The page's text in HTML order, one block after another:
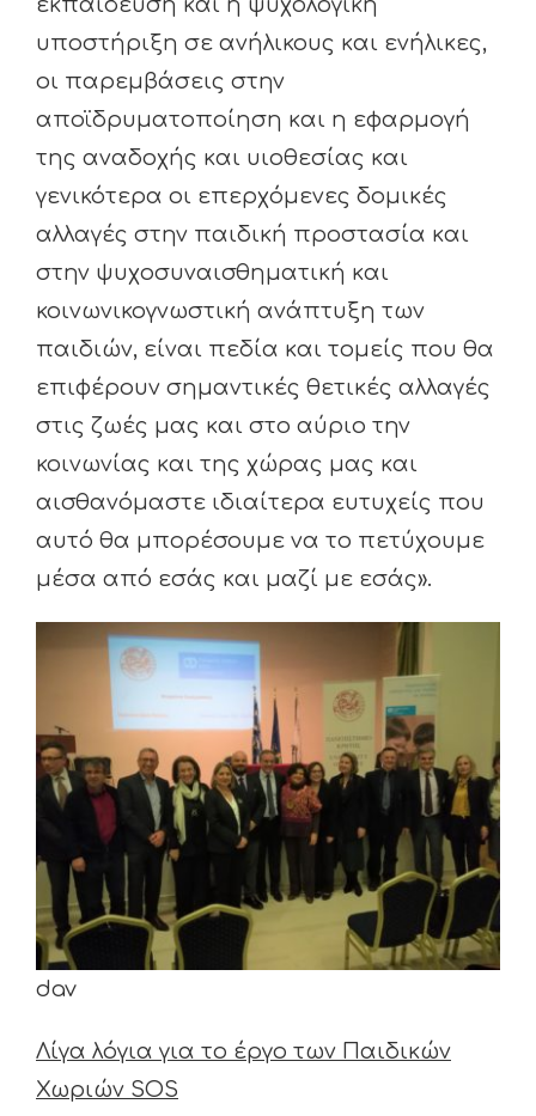
εκπαίδευση και η ψυχολογική
υποστήριξη σε ανήλικους και ενήλικες,
οι παρεμβάσεις στην
αποϊδρυματοποίηση και η εφαρμογή
της αναδοχής και υιοθεσίας και
γενικότερα οι επερχόμενες δομικές
αλλαγές στην παιδική προστασία και
στην ψυχοσυναισθηματική και
κοινωνικογνωστική ανάπτυξη των
παιδιών, είναι πεδία και τομείς που θα
επιφέρουν σημαντικές θετικές αλλαγές
στις ζωές μας και στο αύριο την
κοινωνίας και της χώρας μας και
αισθανόμαστε ιδιαίτερα ευτυχείς που
αυτό θα μπορέσουμε να το πετύχουμε
μέσα από εσάς και μαζί με εσάς».
dav
Λίγα λόγια για το έργο των Παιδικών
Χωριών SOS